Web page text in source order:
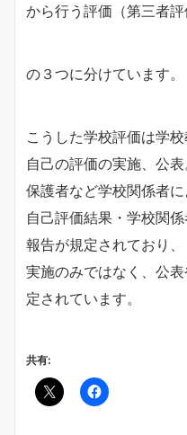
から行う評価（第三者評
の３つに分けています。
こうした学校評価は学
自己の評価の実施、公表
保護者など学校関係者に
自己評価結果・学校関
報告が規定されており、
実施のみではなく、公
定されています。
共有: